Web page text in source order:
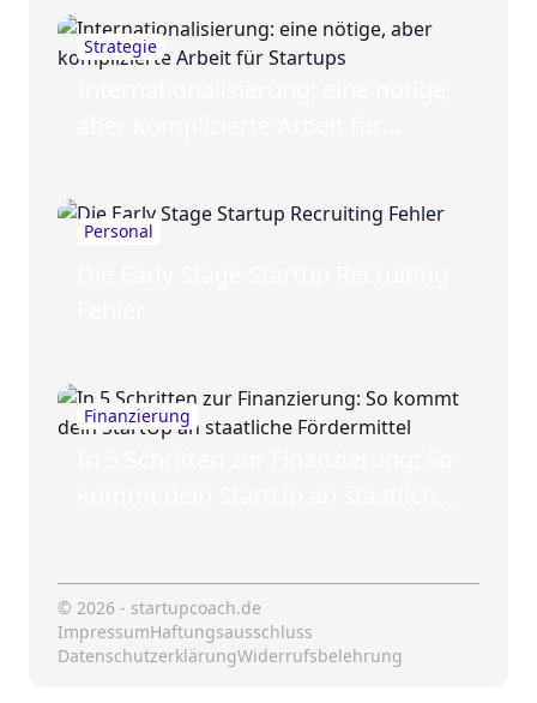
Strategie
Personal
Finanzierung
© 2026 - startupcoach.de
ImpressumHaftungsausschluss
DatenschutzerklärungWiderrufsbelehrung